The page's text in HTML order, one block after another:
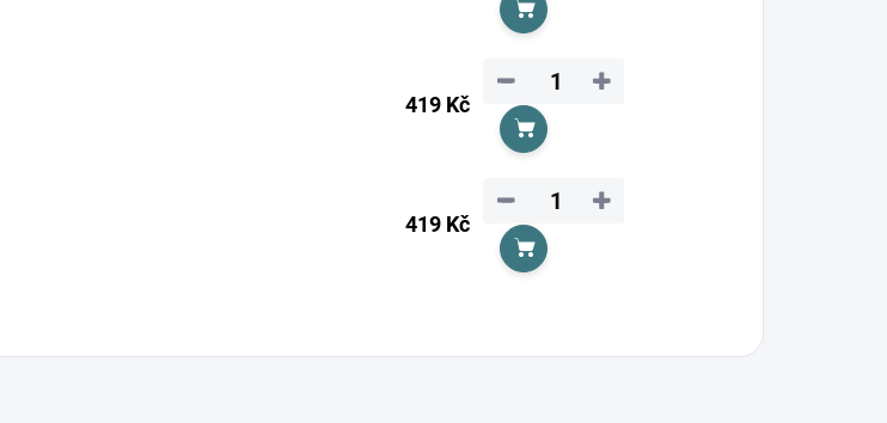
Do košíku
419 Kč
+
−
Do košíku
419 Kč
+
−
Do košíku